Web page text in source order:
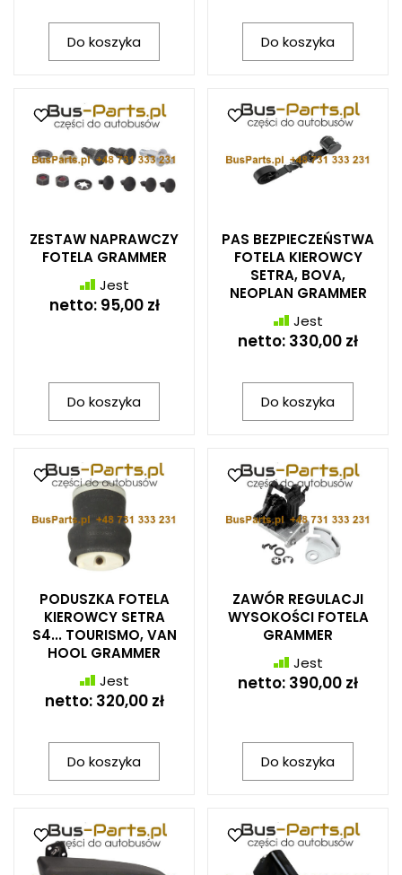
Do koszyka Do koszyka
ZESTAW NAPRAWCZY
FOTELA GRAMMER
Jest
netto: 95,00 zł
Do koszyka
PAS BEZPIECZEŃSTWA
FOTELA KIEROWCY
SETRA, BOVA,
NEOPLAN GRAMMER
Jest
netto: 330,00 zł
Do koszyka
PODUSZKA FOTELA
KIEROWCY SETRA
S4... TOURISMO, VAN
HOOL GRAMMER
Jest
netto: 320,00 zł
Do koszyka
ZAWÓR REGULACJI
WYSOKOŚCI FOTELA
GRAMMER
Jest
netto: 390,00 zł
Do koszyka